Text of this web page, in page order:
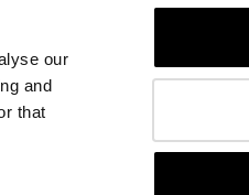
our
and
that